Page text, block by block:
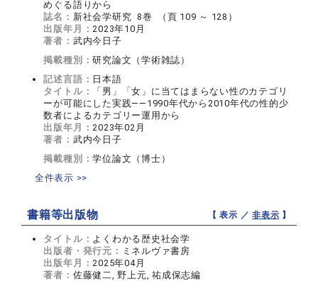
めぐる語りから
誌名： 新社会学研究 8巻 （頁 109 ～ 128）
出版年月：2023年10月
著者： 武内今日子
掲載種別：研究論文（学術雑誌）
記述言語： 日本語
タイトル：
「男」「女」に当てはまらない性のカテゴリ
ーが可能にした実践――1990年代から2010年代の性的少
数者によるカテゴリー運用から
出版年月：2023年02月
著者： 武内今日子
掲載種別：学位論文（博士）
全件表示 >>
書籍等出版物 【 表示 ／非表示 】
タイトル： よくわかる歴史社会学
出版者・発行元： ミネルヴァ書房
出版年月：2025年04月
著者： 佐藤健二, 野上元, 祐成保志編